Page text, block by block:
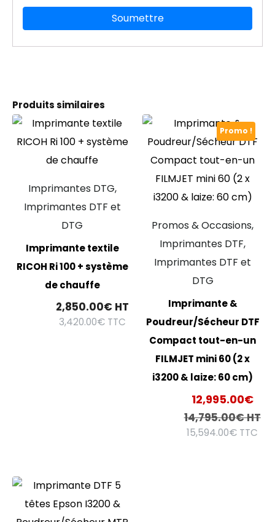
Produits similaires
Imprimantes DTG,
Imprimantes DTF et
DTG
Imprimante textile
RICOH Ri 100 + système
de chauffe
2,850.00€ HT
3,420.00€TTC
Promo !
Promos & Occasions,
Imprimantes DTF,
Imprimantes DTF et
DTG
Imprimante &
Poudreur/Sécheur DTF
Compact tout-en-un
FILMJET mini 60 (2 x
i3200 & laize: 60 cm)
12,995.00€
14,795.00€HT
15,594.00€ TTC